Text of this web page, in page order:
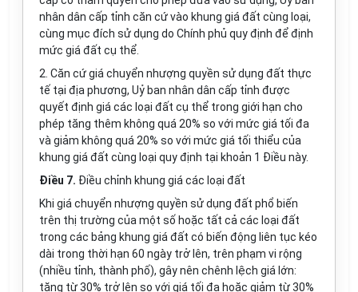
nhân dân cấp tỉnh căn cứ vào khung giá đất cùng loại,
cùng mục đích sử dụng do Chính phủ quy định để định
mức giá đất cụ thể.
2. Căn cứ giá chuyển nhượng quyền sử dụng đất thực
tế tại địa phương, Uỷ ban nhân dân cấp tỉnh được
quyết định giá các loại đất cụ thể trong giới hạn cho
phép tăng thêm không quá 20% so với mức giá tối đa
và giảm không quá 20% so với mức giá tối thiểu của
khung giá đất cùng loại quy định tại khoản 1 Điều này.
Điều 7. Điều chỉnh khung giá các loại đất
Khi giá chuyển nhượng quyền sử dụng đất phổ biến
trên thị trường của một số hoặc tất cả các loại đất
trong các bảng khung giá đất có biến động liên tục kéo
dài trong thời hạn 60 ngày trở lên, trên phạm vi rộng
(nhiều tỉnh, thành phố), gây nên chênh lệch giá lớn:
tăng từ 30% trở lên so với giá tối đa hoặc giảm từ 30%